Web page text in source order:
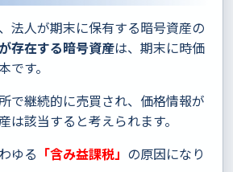
法人が期末に保有する暗号資産の
存在する暗号資産は、期末に時価
です。
で継続的に売買され、価格情報が
は該当すると考えられます。
ゆる 「含み益課税」 の原因になり